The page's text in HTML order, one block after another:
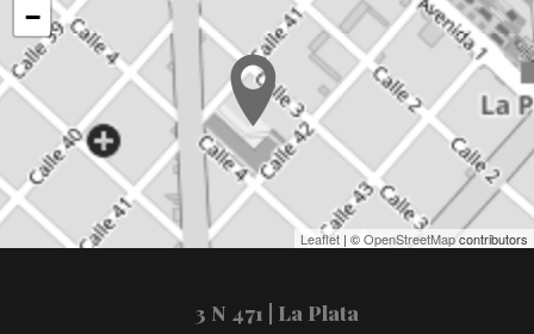
−
Leaflet | ©OpenStreetMapcontributors
3 N 471 | La Plata